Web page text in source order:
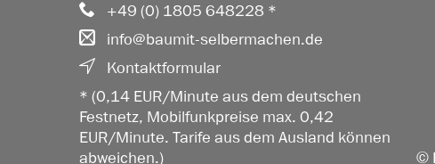
+49 (0) 1805 648228 *
info@baumit-selbermachen.de
Kontaktformular
* (0,14 EUR/Minute aus dem deutschen
Festnetz, Mobilfunkpreise max. 0,42
EUR/Minute. Tarife aus dem Ausland können
abweichen.)
©